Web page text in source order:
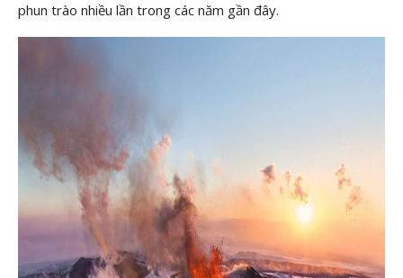
phun trào nhiều lần trong các năm gần đây.